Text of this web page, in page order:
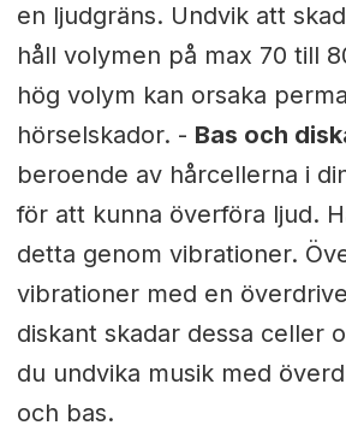
en ljudgräns. Undvik att
håll volymen på max 70 till
hög volym kan orsaka
hörselskador. - Bas och
beroende av hårcellerna i
för att kunna överföra ljud.
detta genom vibrationer.
vibrationer med en
diskant skadar dessa celler
du undvika musik med
och bas.